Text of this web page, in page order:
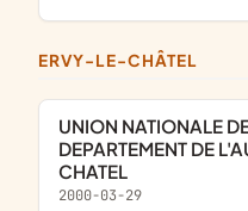
ERVY-LE-CHÂTEL
UNION NATIONALE DES COMBATTANTS DU
DEPARTEMENT DE
CHATEL
2000-03-29